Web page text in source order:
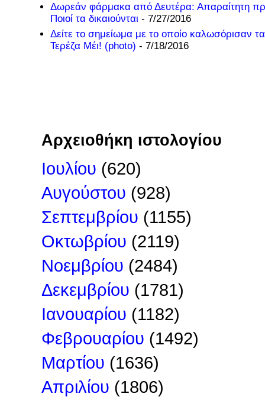
Δωρεάν φάρμακα από Δευτέρα: Απαραίτητη
Ποιοί τα δικαιούνται - 7/27/2016
Δείτε το σημείωμα με το οποίο καλωσόρισαν
Τερέζα Μέι! (photo) - 7/18/2016
Αρχειοθήκη ιστολογίου
Ιουλίου (620)
Αυγούστου (928)
Σεπτεμβρίου (1155)
Οκτωβρίου (2119)
Νοεμβρίου (2484)
Δεκεμβρίου (1781)
Ιανουαρίου (1182)
Φεβρουαρίου (1492)
Μαρτίου (1636)
Απριλίου (1806)